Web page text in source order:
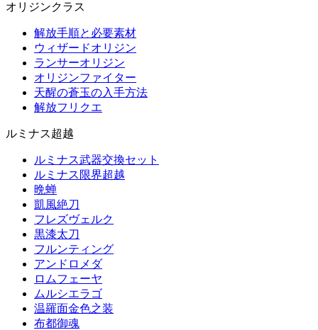
オリジンクラス
解放手順と必要素材
ウィザードオリジン
ランサーオリジン
オリジンファイター
天醒の蒼玉の入手方法
解放フリクエ
ルミナス超越
ルミナス武器交換セット
ルミナス限界超越
晩蝉
凱風絶刀
フレズヴェルク
黒漆太刀
フルンティング
アンドロメダ
ロムフェーヤ
ムルシエラゴ
温羅面金色之装
布都御魂